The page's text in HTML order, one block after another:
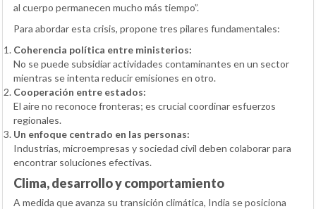
al cuerpo permanecen mucho más tiempo”.
Para abordar esta crisis, propone tres pilares fundamentales:
Coherencia política entre ministerios:
No se puede subsidiar actividades contaminantes en un sector
mientras se intenta reducir emisiones en otro.
Cooperación entre estados:
El aire no reconoce fronteras; es crucial coordinar esfuerzos
regionales.
Un enfoque centrado en las personas:
Industrias, microempresas y sociedad civil deben colaborar para
encontrar soluciones efectivas.
Clima, desarrollo y comportamiento
A medida que avanza su transición climática, India se posiciona